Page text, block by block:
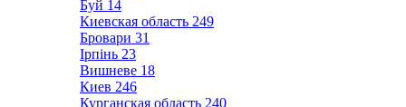
Буй 14
Киевская область 249
Бровари 31
Ірпінь 23
Вишневе 18
Киев 246
Курганская область 240